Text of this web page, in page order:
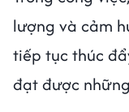
lượng và cảm
tiếp tục thúc
đạt được